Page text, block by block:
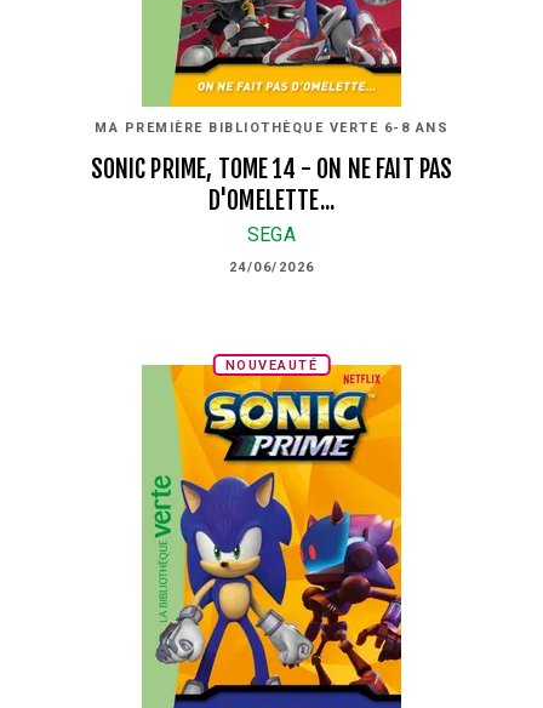
MA PREMIÈRE BIBLIOTHÈQUE VERTE 6-8 ANS
SONIC PRIME, TOME 14 - ON NE FAIT PAS
D'OMELETTE...
SEGA
24/06/2026
NOUVEAUTÉ